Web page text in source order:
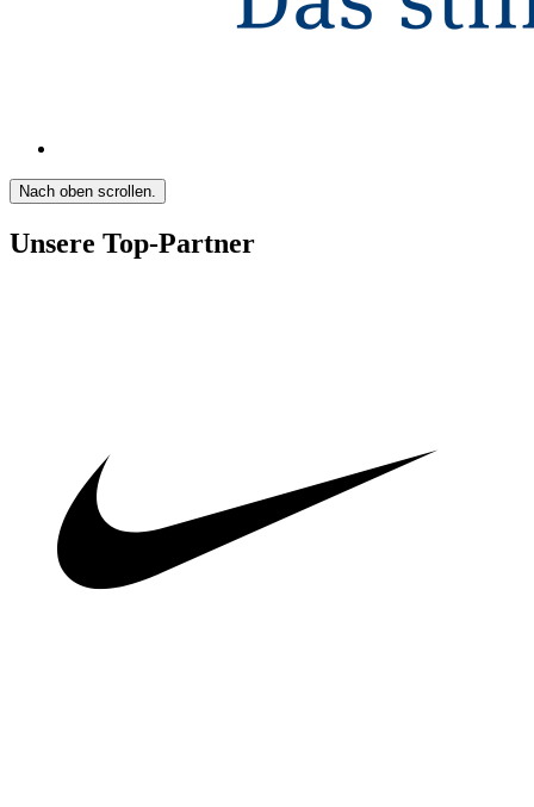
Nach oben scrollen.
Unsere Top-Partner